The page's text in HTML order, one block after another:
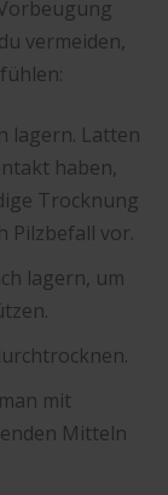
vermeiden,
lagern. Latten
haben,
Trocknung
Pilzbefall vor.
lagern, um
mit
Mitteln